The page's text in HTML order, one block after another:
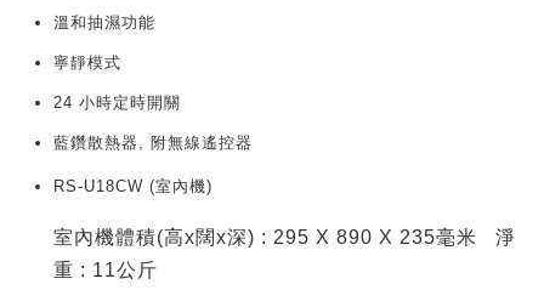
溫和抽濕功能
寧靜模式
24 小時定時開關
藍鑽散熱器, 附無線遙控器
RS-U18CW (室內機)
室內機體積(高x闊x深) : 295 X 890 X 235毫米 淨
重 : 11公斤